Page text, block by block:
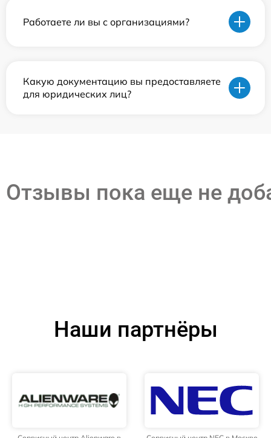
Работаете ли вы с организациями?
Какую документацию вы предоставляете
для юридических лиц?
Отзывы пока еще не
Наши партнёры